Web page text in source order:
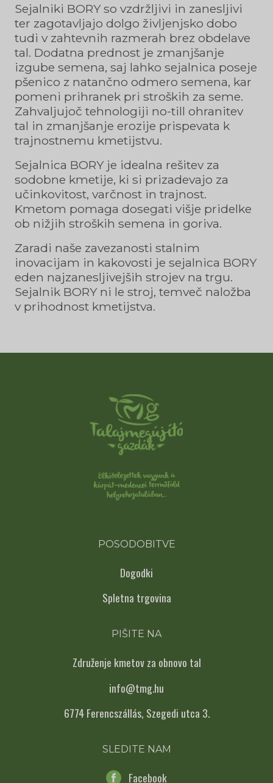
Sejalniki BORY so vzdržljivi in zanesljivi
ter zagotavljajo dolgo življenjsko dobo
tudi v zahtevnih razmerah brez obdelave
tal. Dodatna prednost je zmanjšanje
izgube semena, saj lahko sejalnica poseje
pšenico z natančno odmero semena, kar
pomeni prihranek pri stroških za seme.
Zahvaljujoč tehnologiji no-till ohranitev
tal in zmanjšanje erozije prispevata k
trajnostnemu kmetijstvu.
Sejalnica BORY je idealna rešitev za
sodobne kmetije, ki si prizadevajo za
učinkovitost, varčnost in trajnost.
Kmetom pomaga dosegati višje pridelke
ob nižjih stroških semena in goriva.
Zaradi naše zavezanosti stalnim
inovacijam in kakovosti je sejalnica BORY
eden najzanesljivejših strojev na trgu.
Sejalnik BORY ni le stroj, temveč naložba
v prihodnost kmetijstva.
POSODOBITVE
Dogodki
Spletna trgovina
PIŠITE NA
Združenje kmetov za obnovo tal
info@tmg.hu
6774 Ferencszállás, Szegedi utca 3.
SLEDITE NAM
Facebook